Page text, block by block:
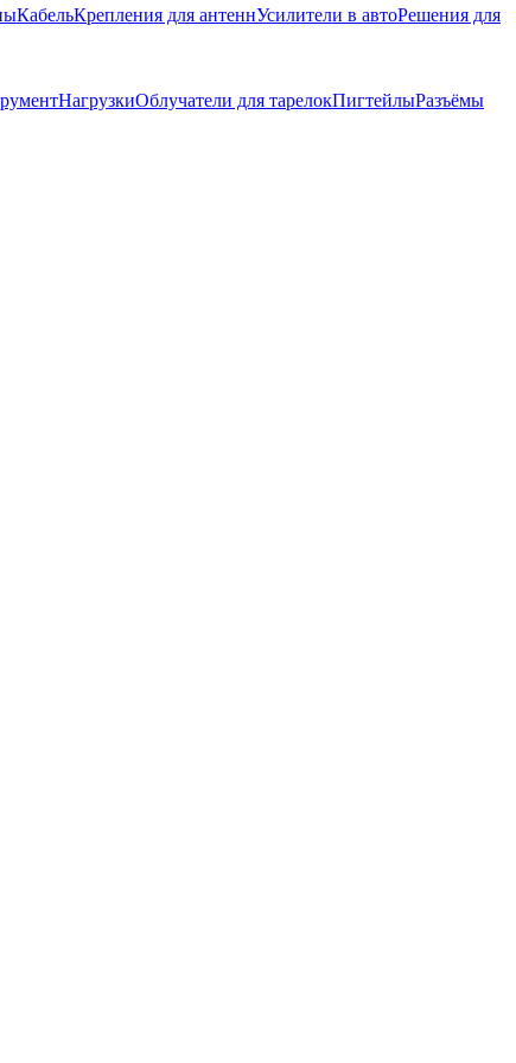
КабельКрепления для антеннУсилители в автоРешения для
НагрузкиОблучатели для тарелокПигтейлыРазъёмы